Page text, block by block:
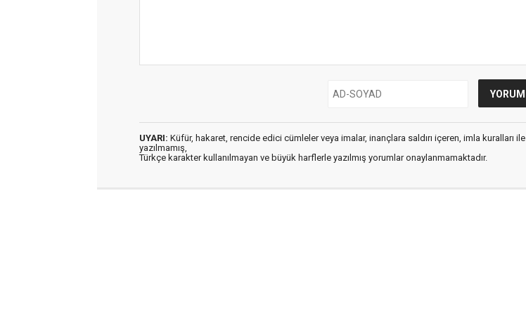
UYARI: Küfür, hakaret, rencide edici cümleler veya imalar, inançlara saldırı içeren, imla kuralları ile
yazılmamış,
Türkçe karakter kullanılmayan ve büyük harflerle yazılmış yorumlar onaylanmamaktadır.